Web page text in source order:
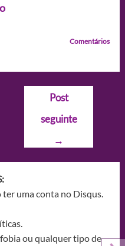
Comentários
Post
seguinte
→
uma conta no Disqus.
ou qualquer tipo de